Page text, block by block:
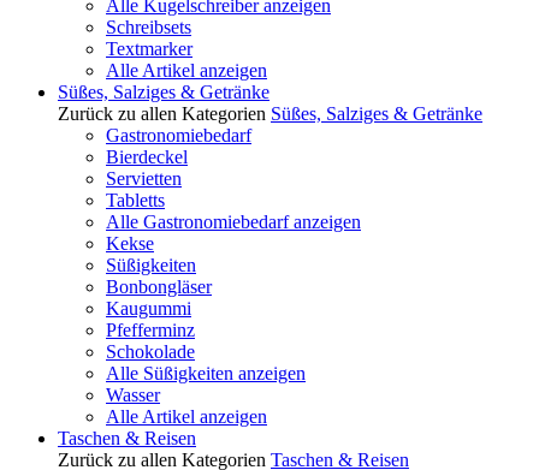
Alle Kugelschreiber anzeigen
Schreibsets
Textmarker
Alle Artikel anzeigen
Süßes, Salziges & Getränke
Zurück zu allen Kategorien Süßes, Salziges & Getränke
Gastronomiebedarf
Bierdeckel
Servietten
Tabletts
Alle Gastronomiebedarf anzeigen
Kekse
Süßigkeiten
Bonbongläser
Kaugummi
Pfefferminz
Schokolade
Alle Süßigkeiten anzeigen
Wasser
Alle Artikel anzeigen
Taschen & Reisen
Zurück zu allen Kategorien Taschen & Reisen